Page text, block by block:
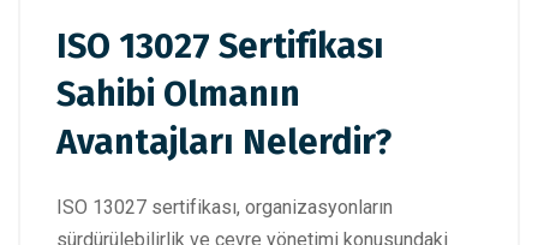
ISO 13027 Sertifikası
Sahibi Olmanın
Avantajları Nelerdir?
ISO 13027 sertifikası, organizasyonların
sürdürülebilirlik ve çevre yönetimi konusundaki